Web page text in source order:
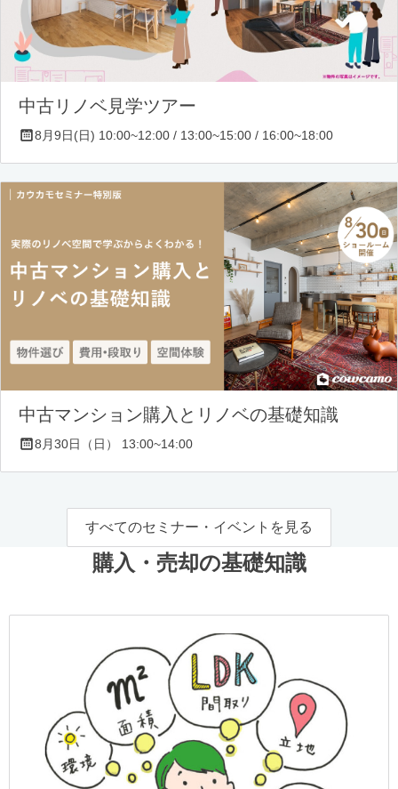
中古リノベ見学ツアー
8月9日(日) 10:00~12:00 / 13:00~15:00 / 16:00~18:00
中古マンション購入とリノベの基礎知識
8月30日（日） 13:00~14:00
すべてのセミナー・イベントを見る
購入・売却の基礎知識